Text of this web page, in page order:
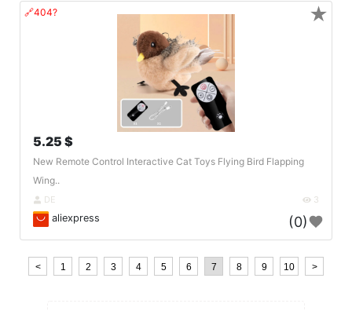
🔗404?
5.25 $
New Remote Control Interactive Cat Toys Flying Bird Flapping
Wing..
DE 3
aliexpress (0)
★
< 1 2 3 4 5 6 7 8 9 10 >